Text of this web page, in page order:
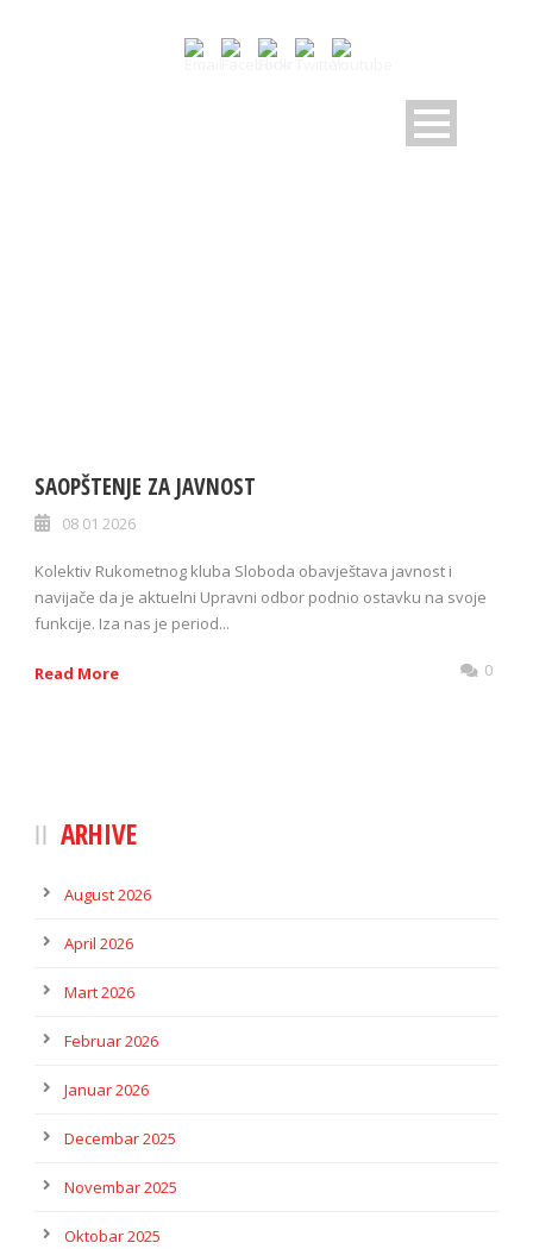
SAOPŠTENJE ZA JAVNOST
08 01 2026
Kolektiv Rukometnog kluba Sloboda obavještava javnost i
navijače da je aktuelni Upravni odbor podnio ostavku na svoje
funkcije. Iza nas je period...
Read More 0
ARHIVE
August 2026
April 2026
Mart 2026
Februar 2026
Januar 2026
Decembar 2025
Novembar 2025
Oktobar 2025